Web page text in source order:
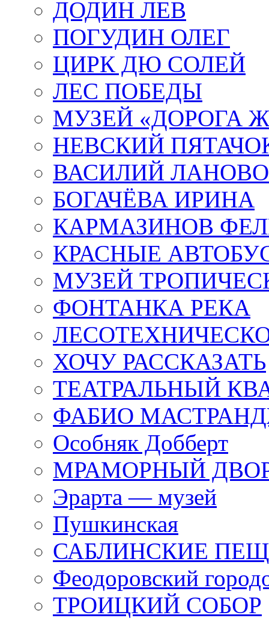
ДОДИН ЛЕВ
ПОГУДИН ОЛЕГ
ЦИРК ДЮ СОЛЕЙ
ЛЕС ПОБЕДЫ
МУЗЕЙ «ДОРОГА
НЕВСКИЙ
ВАСИЛИЙ
БОГАЧЁВА ИРИНА
КАРМАЗИНОВ
КРАСНЫЕ
МУЗЕЙ
ФОНТАНКА РЕКА
ХОЧУ РАССКАЗАТЬ
ТЕАТРАЛЬНЫЙ
ФАБИО
Особняк Добберт
МРАМОРНЫЙ
Эрарта — музей
Пушкинская
САБЛИНСКИЕ
Феодоровский
ТРОИЦКИЙ СОБОР